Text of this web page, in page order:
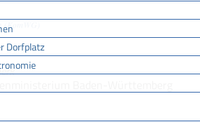
Dorfplatz
Baden-Württemberg